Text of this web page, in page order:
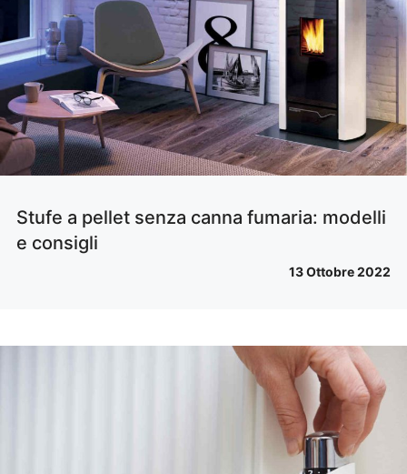
Stufe a pellet senza canna fumaria: modelli
e consigli
13 Ottobre 2022